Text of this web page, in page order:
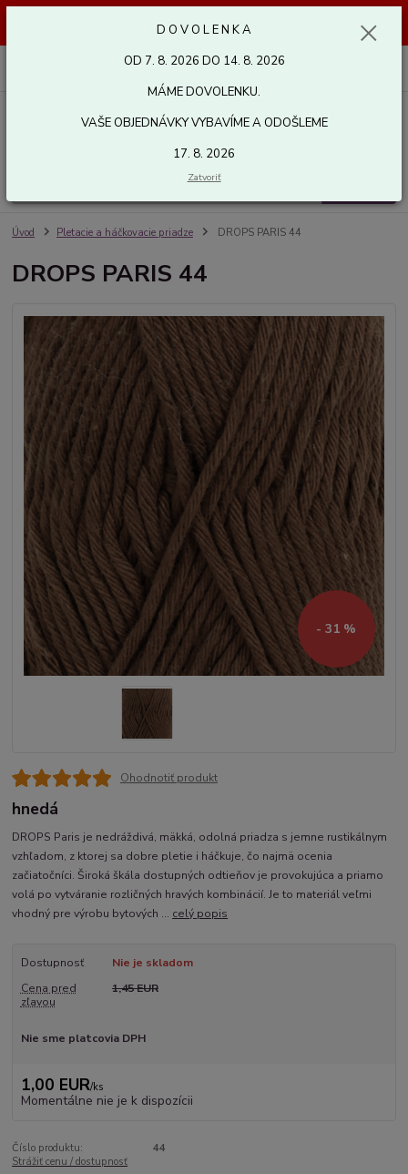
odošleme 17. 8. 2026. Ďakujeme.
Úvod Pletacie a háčkovacie priadze DROPS PARIS 44
DROPS PARIS 44
- 31 %
Ohodnotiť produkt
hnedá
DROPS Paris je nedráždivá, mäkká, odolná priadza s jemne rustikálnym
vzhľadom, z ktorej sa dobre pletie i háčkuje, čo najmä ocenia
začiatočníci. Široká škála dostupných odtieňov je provokujúca a priamo
volá po vytváranie rozličných hravých kombinácií. Je to materiál veľmi
vhodný pre výrobu bytových ... celý popis
Dostupnosť
Nie je skladom
Cena pred
zľavou
1,45 EUR
Nie sme platcovia DPH
1,00 EUR/ks
Momentálne nie je k dispozícii
Číslo produktu:
44
Strážiť cenu / dostupnosť
D O V O L E N K A
OD 7. 8. 2026 DO 14. 8. 2026
MÁME DOVOLENKU.
VAŠE OBJEDNÁVKY VYBAVÍME A ODOŠLEME
17. 8. 2026
Zatvoriť